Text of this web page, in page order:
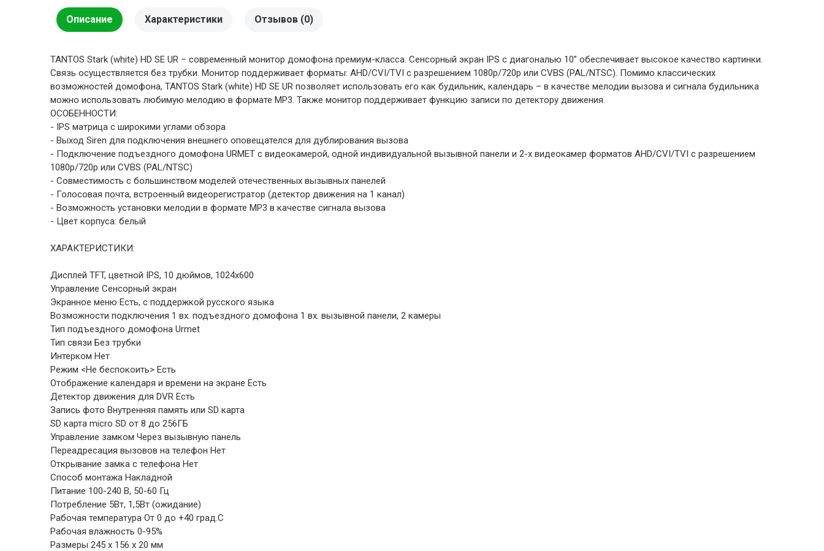
Описание Характеристики Отзывов (0)
TANTOS Stark (white) HD SE UR – современный монитор домофона премиум-класса. Сенсорный экран IPS с диагональю 10” обеспечивает высокое качество картинки.
Связь осуществляется без трубки. Монитор поддерживает форматы: AHD/CVI/TVI с разрешением 1080p/720p или CVBS (PAL/NTSC). Помимо классических
возможностей домофона, TANTOS Stark (white) HD SE UR позволяет использовать его как будильник, календарь – в качестве мелодии вызова и сигнала будильника
можно использовать любимую мелодию в формате MP3. Также монитор поддерживает функцию записи по детектору движения.
ОСОБЕННОСТИ:
- IPS матрица с широкими углами обзора
- Выход Siren для подключения внешнего оповещателся для дублирования вызова
- Подключение подъездного домофона URMET с видеокамерой, одной индивидуальной вызывной панели и 2-х видеокамер форматов AHD/CVI/TVI с разрешением
1080p/720p или CVBS (PAL/NTSC)
- Совместимость с большинством моделей отечественных вызывных панелей
- Голосовая почта, встроенный видеорегистратор (детектор движения на 1 канал)
- Возможность установки мелодии в формате MP3 в качестве сигнала вызова
- Цвет корпуса: белый
ХАРАКТЕРИСТИКИ:
Дисплей TFT, цветной IPS, 10 дюймов, 1024х600
Управление Сенсорный экран
Экранное меню Есть, с поддержкой русского языка
Возможности подключения 1 вх. подъездного домофона 1 вх. вызывной панели, 2 камеры
Тип подъездного домофона Urmet
Тип связи Без трубки
Интерком Нет
Режим <Не беспокоить> Есть
Отображение календаря и времени на экране Есть
Детектор движения для DVR Есть
Запись фото Внутренняя память или SD карта
SD карта micro SD от 8 до 256ГБ
Управление замком Через вызывную панель
Переадресация вызовов на телефон Нет
Открывание замка с телефона Нет
Способ монтажа Накладной
Питание 100-240 В, 50-60 Гц
Потребление 5Вт, 1,5Вт (ожидание)
Рабочая температура От 0 до +40 град.С
Рабочая влажность 0-95%
Размеры 245 x 156 x 20 мм